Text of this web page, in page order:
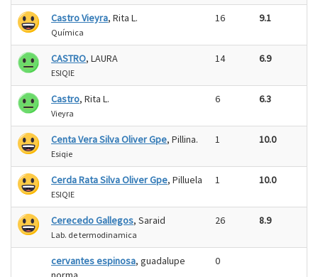
Castro Vieyra, Rita L.
Química
16 9.1
CASTRO, LAURA
ESIQIE
14 6.9
Castro, Rita L.
Vieyra
6 6.3
Centa Vera Silva Oliver Gpe, Pillina.
Esiqie
1 10.0
Cerda Rata Silva Oliver Gpe, Pilluela
ESIQIE
1 10.0
Cerecedo Gallegos, Saraid
Lab. de termodinamica
26 8.9
cervantes espinosa, guadalupe
0